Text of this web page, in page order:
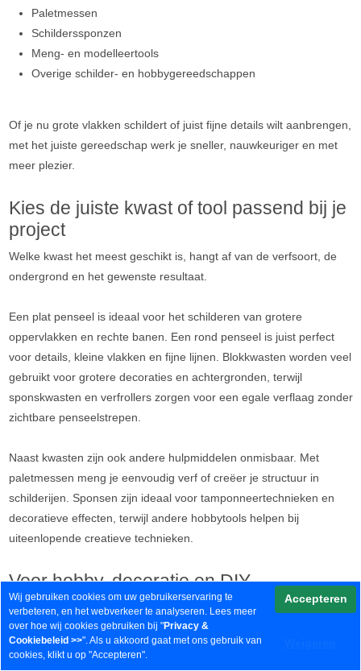
Paletmessen
Schilderssponzen
Meng- en modelleertools
Overige schilder- en hobbygereedschappen
Of je nu grote vlakken schildert of juist fijne details wilt aanbrengen,
met het juiste gereedschap werk je sneller, nauwkeuriger en met
meer plezier.
Kies de juiste kwast of tool passend bij je
project
Welke kwast het meest geschikt is, hangt af van de verfsoort, de
ondergrond en het gewenste resultaat.
Een plat penseel is ideaal voor het schilderen van grotere
oppervlakken en rechte banen. Een rond penseel is juist perfect
voor details, kleine vlakken en fijne lijnen. Blokkwasten worden veel
gebruikt voor grotere decoraties en achtergronden, terwijl
sponskwasten en verfrollers zorgen voor een egale verflaag zonder
zichtbare penseelstrepen.
Naast kwasten zijn ook andere hulpmiddelen onmisbaar. Met
paletmessen meng je eenvoudig verf of creëer je structuur in
schilderijen. Sponsen zijn ideaal voor tamponneertechnieken en
decoratieve effecten, terwijl andere hobbytools helpen bij
uiteenlopende creatieve technieken.
Voor hobby, decoratie en DIY
Kwasten en hobbygereedschap worden gebruikt voor
uiteenlopende creatieve toepassingen, zoals:
Schilderen
Wij gebruiken cookies om uw gebruikerservaring te
verbeteren, en het webverkeer te analyseren. Lees meer
over hoe wij cookies gebruiken bij "Privacy &
Cookiebeleid >>". Als u akkoord gaat met ons gebruik van
cookies, klikt u op "Accepteren".
Accepteren